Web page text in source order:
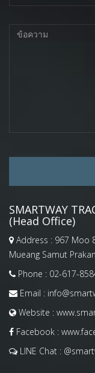
SMARTWAY
(Head Office)
Address : 967 Moo
Mueang Samut
Phone : 02-617-
Email :
Website :
Facebook :
LINE Chat :